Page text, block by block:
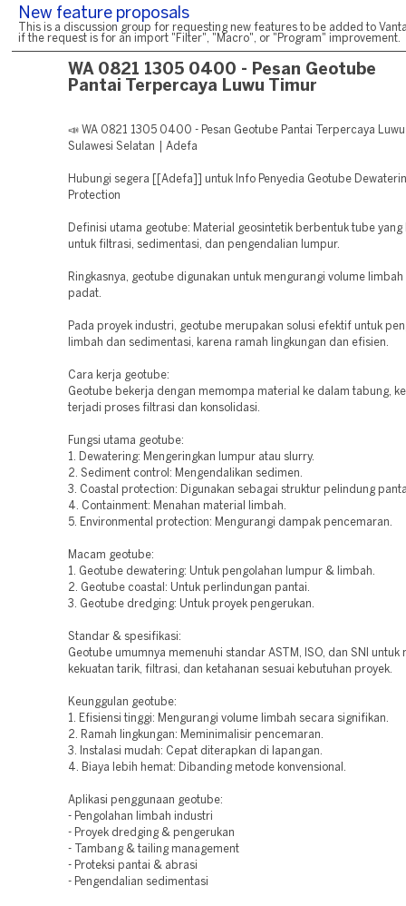
New feature proposals
This is a discussion group for requesting new features to be added to
if the request is for an import "Filter", "Macro", or "Program" improvement.
WA 0821 1305 0400 - Pesan Geotube
Pantai Terpercaya Luwu Timur
📣 WA 0821 1305 0400 - Pesan Geotube Pantai Terpercaya
Sulawesi Selatan | Adefa
Hubungi segera [[Adefa]] untuk Info Penyedia Geotube
Protection
Definisi utama geotube: Material geosintetik berbentuk tube
untuk filtrasi, sedimentasi, dan pengendalian lumpur.
Ringkasnya, geotube digunakan untuk mengurangi volume
padat.
Pada proyek industri, geotube merupakan solusi efektif untuk
limbah dan sedimentasi, karena ramah lingkungan dan efisien.
Cara kerja geotube:
Geotube bekerja dengan memompa material ke dalam tabung,
terjadi proses filtrasi dan konsolidasi.
Fungsi utama geotube:
1. Dewatering: Mengeringkan lumpur atau slurry.
2. Sediment control: Mengendalikan sedimen.
3. Coastal protection: Digunakan sebagai struktur pelindung
4. Containment: Menahan material limbah.
5. Environmental protection: Mengurangi dampak pencemaran.
Macam geotube:
1. Geotube dewatering: Untuk pengolahan lumpur & limbah.
2. Geotube coastal: Untuk perlindungan pantai.
3. Geotube dredging: Untuk proyek pengerukan.
Standar & spesifikasi:
Geotube umumnya memenuhi standar ASTM, ISO, dan SNI untuk
kekuatan tarik, filtrasi, dan ketahanan sesuai kebutuhan proyek.
Keunggulan geotube:
1. Efisiensi tinggi: Mengurangi volume limbah secara signifikan.
2. Ramah lingkungan: Meminimalisir pencemaran.
3. Instalasi mudah: Cepat diterapkan di lapangan.
4. Biaya lebih hemat: Dibanding metode konvensional.
Aplikasi penggunaan geotube:
- Pengolahan limbah industri
- Proyek dredging & pengerukan
- Tambang & tailing management
- Proteksi pantai & abrasi
- Pengendalian sedimentasi